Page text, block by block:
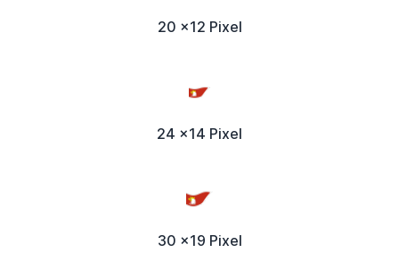
20 x12 Pixel
24 x14 Pixel
30 x19 Pixel